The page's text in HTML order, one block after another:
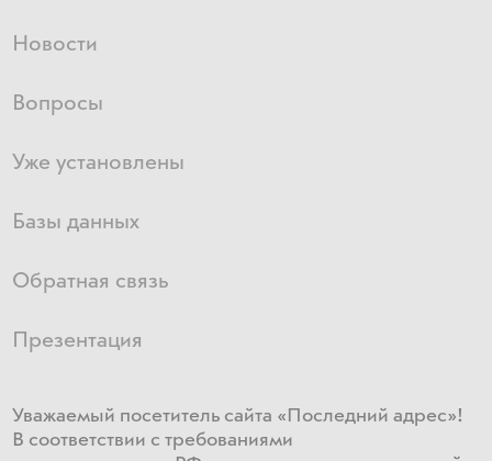
Новости
Вопросы
Уже установлены
Базы данных
Обратная связь
Презентация
Уважаемый посетитель сайта «Последний адрес»!
В соответствии с требованиями